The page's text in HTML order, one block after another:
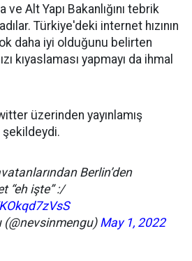
ve Alt Yapı Bakanlığını tebrik
Türkiye'deki internet hızının
daha iyi olduğunu belirten
kıyaslaması yapmayı da ihmal
üzerinden yayınlamış
Berlin’den
“eh işte” :/
May 1, 2022